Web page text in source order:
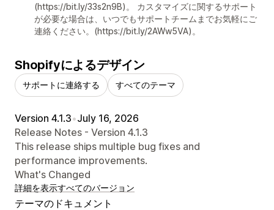
(https://bit.ly/33s2n9B)。 カスタマイズに関するサポート
が必要な場合は、いつでもサポートチームまでお気軽にご
連絡ください。(https://bit.ly/2AWw5VA)。
Shopifyによるデザイン
サポートに連絡する すべてのテーマ
Version 4.1.3•July 16, 2026
Release Notes - Version 4.1.3
This release ships multiple bug fixes and
performance improvements.
What's Changed
詳細を表示すべてのバージョン
テーマのドキュメント